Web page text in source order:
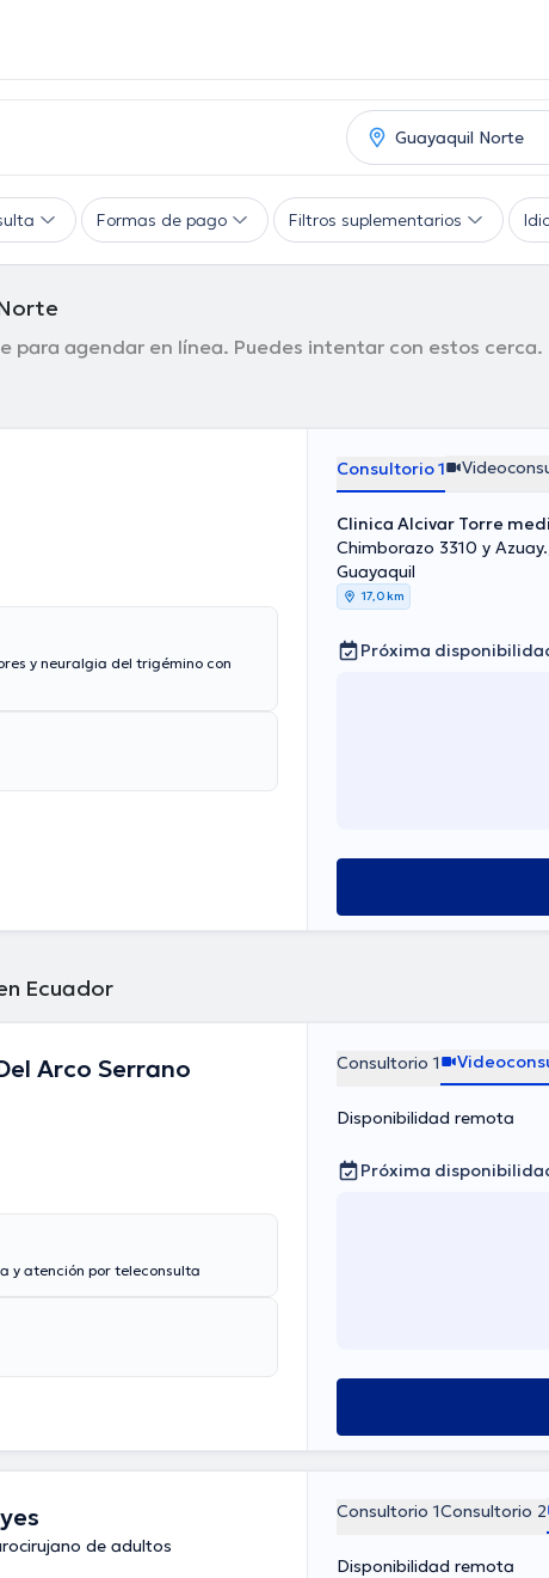
Formas de pago Filtros suplementarios
para agendar en línea. Puedes intentar con estos cerca.
y neuralgia del trigémino con
Consultorio 1
Clinica Alcivar Torre
Chimborazo 3310 y Azuay., Primer
Guayaquil
17,0 km
Próxima
Ecuador
Arco Serrano
y atención por teleconsulta
Consultorio 1
Disponibilidad remota
Próxima
de adultos
Consultorio 1Consultorio 2
Disponibilidad remota